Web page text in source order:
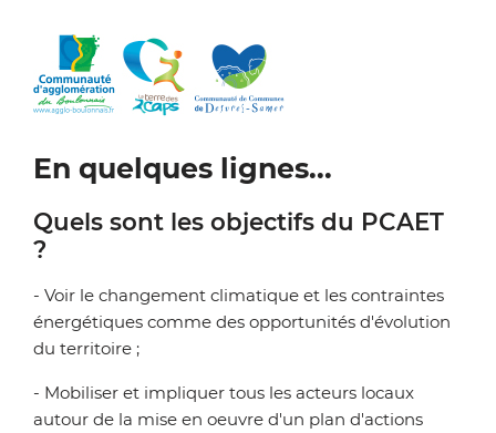
En quelques lignes...
Quels sont les objectifs du PCAET
?
- Voir le changement climatique et les contraintes
énergétiques comme des opportunités d'évolution
du territoire ;
- Mobiliser et impliquer tous les acteurs locaux
autour de la mise en oeuvre d'un plan d'actions